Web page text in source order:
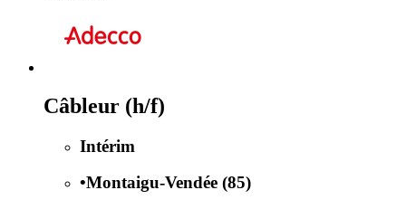
Câbleur (h/f)
Intérim
•Montaigu-Vendée (85)